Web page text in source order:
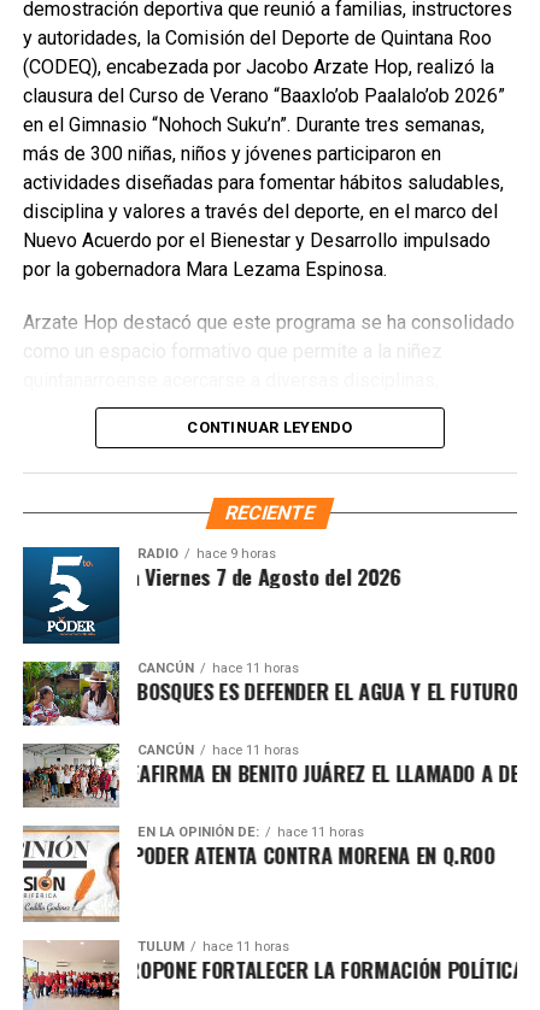
deportivas y del cancunense Roberto Nicolás Pereira,
convocado a la Selección Nacional Sub-19.
Fuente: 5to Poder Agencia de Noticias
Recibe las noticias al instante
importantes de Quintana Roo directamente
en tu teléfono.
Unirme al canal de WhatsApp
demostración deportiva que reunió a familias, instructores
y autoridades, la Comisión del Deporte de Quintana Roo
(CODEQ), encabezada por Jacobo Arzate Hop, realizó la
clausura del Curso de Verano “Baaxlo’ob Paalalo’ob 2026”
en el Gimnasio “Nohoch Suku’n”. Durante tres semanas,
más de 300 niñas, niños y jóvenes participaron en
actividades diseñadas para fomentar hábitos saludables,
disciplina y valores a través del deporte, en el marco del
Nuevo Acuerdo por el Bienestar y Desarrollo impulsado
por la gobernadora Mara Lezama Espinosa.
Arzate Hop destacó que este programa se ha consolidado
como un espacio formativo que permite a la niñez
descubrir talentos y fortalecer la convivencia comunitaria.
Recordó que de este curso han surgido atletas que hoy
internacionales, como Hanna González Caballero,
seleccionada nacional de Luchas Asociadas, y Abraham
Ávalos Canul, medallista de oro en la Olimpiada Nacional
CONADE 2026.
En esta edición, el curso contó con el apoyo de 30
monitores e instructores y adoptó una temática inspirada
CONTINUAR LEYENDO
RECIENTE
RADIO hace 9 horas
Matutina Viernes 7 de Agosto del 2026
CANCÚN hace 11 horas
LOS BOSQUES ES DEFENDER EL AGUA Y EL FUTURO DE
CANCÚN hace 11 horas
MARÍN REAFIRMA EN BENITO JUÁREZ EL LLAMADO A
EN LA OPINIÓN DE: hace 11 horas
POR EL PODER ATENTA CONTRA MORENA EN Q.ROO
TULUM hace 11 horas
ALDAY PROPONE FORTALECER LA FORMACIÓN POLÍTICA